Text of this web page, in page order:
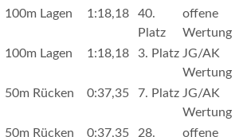
100m Lagen
1:18,18
40.
Platz
offene
Wertung
100m Lagen
1:18,18 3. Platz JG/AK
Wertung
50m Rücken
0:37,35 7. Platz JG/AK
Wertung
50m Rücken
0:37,35
28.
offene